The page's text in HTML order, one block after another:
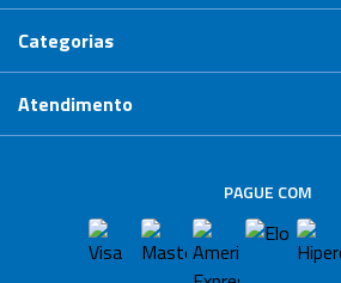
Categorias
Atendimento
PAGUE COM